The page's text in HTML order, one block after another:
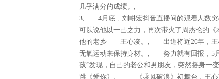
几乎满分的成绩。,
3, 4月底，刘畊宏抖音直播间的观看人数突
可以说他以一己之力，再次带火了周杰伦的
他的老乡——王心凌。, 出道将近20年，王
无氧运动来保持身材。, 努力就有回报，5月
孩”发现，自己的老公和男朋友，突然摇身一
跳《爱你》。, 《乘风破浪》初舞台，王心